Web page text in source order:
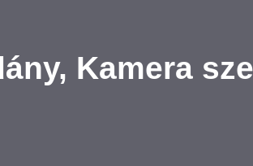
Kamera